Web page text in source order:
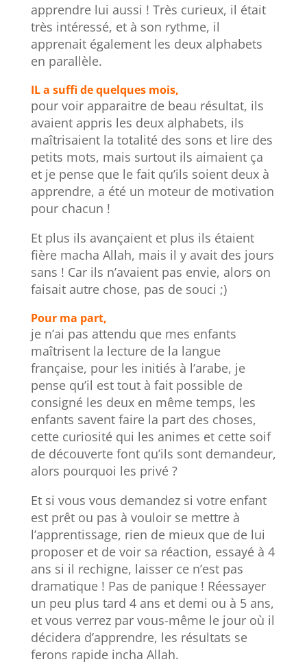
apprendre lui aussi ! Très curieux, il était
très intéressé, et à son rythme, il
apprenait également les deux alphabets
en parallèle.
IL a suffi de quelques mois,
pour voir apparaitre de beau résultat, ils
avaient appris les deux alphabets, ils
maîtrisaient la totalité des sons et lire des
petits mots, mais surtout ils aimaient ça
et je pense que le fait qu’ils soient deux à
apprendre, a été un moteur de motivation
pour chacun !
Et plus ils avançaient et plus ils étaient
fière macha Allah, mais il y avait des jours
sans ! Car ils n’avaient pas envie, alors on
faisait autre chose, pas de souci ;)
Pour ma part,
je n’ai pas attendu que mes enfants
maîtrisent la lecture de la langue
française, pour les initiés à l’arabe, je
pense qu’il est tout à fait possible de
consigné les deux en même temps, les
enfants savent faire la part des choses,
cette curiosité qui les animes et cette soif
de découverte font qu’ils sont demandeur,
alors pourquoi les privé ?
Et si vous vous demandez si votre enfant
est prêt ou pas à vouloir se mettre à
l’apprentissage, rien de mieux que de lui
proposer et de voir sa réaction, essayé à 4
ans si il rechigne, laisser ce n’est pas
dramatique ! Pas de panique ! Réessayer
un peu plus tard 4 ans et demi ou à 5 ans,
et vous verrez par vous-même le jour où il
décidera d’apprendre, les résultats se
ferons rapide incha Allah.